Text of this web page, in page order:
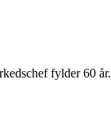
fylder 60 år.